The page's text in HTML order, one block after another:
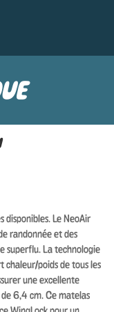
disponibles. Le NeoAir
randonnée et des
superflu. La technologie
chaleur/poids de tous les
une excellente
6,4 cm. Ce matelas